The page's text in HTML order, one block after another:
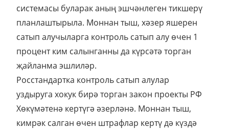
системасы буларак аның эшчәнлеген тикшерү
планлаштырыла. Моннан тыш, хәзер яшерен
сатып алучыларга контроль сатып алу өчен 1
процент ким салынганны да күрсәтә торган
җайланма эшлиләр.
Росстандартка контроль сатып алулар
уздыруга хокук бирә торган закон проекты РФ
Хөкүмәтенә кертүгә әзерләнә. Моннан тыш,
кимрәк салган өчен штрафлар кертү дә күздә